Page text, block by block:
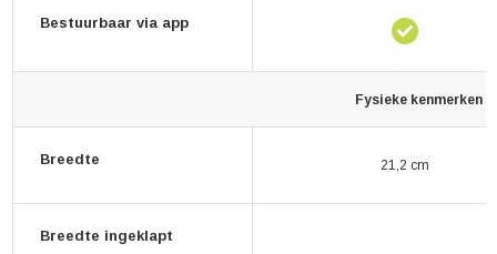
Bestuurbaar via app
Fysieke kenmerken
Breedte 21,2 cm
Breedte ingeklapt